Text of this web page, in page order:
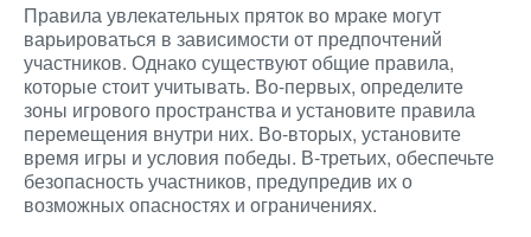
Правила увлекательных пряток во мраке могут
варьироваться в зависимости от предпочтений
участников. Однако существуют общие правила,
которые стоит учитывать. Во-первых, определите
зоны игрового пространства и установите правила
перемещения внутри них. Во-вторых, установите
время игры и условия победы. В-третьих, обеспечьте
безопасность участников, предупредив их о
возможных опасностях и ограничениях.